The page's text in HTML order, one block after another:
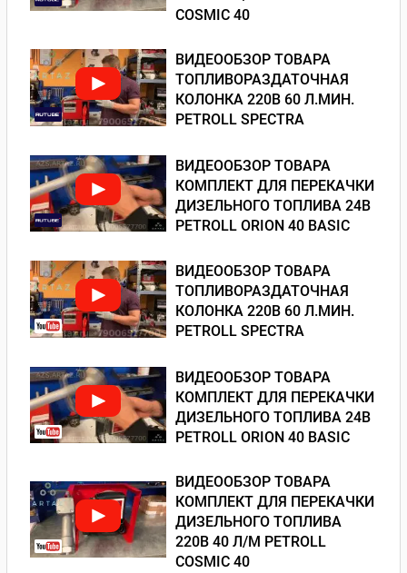
COSMIC 40
ВИДЕООБЗОР ТОВАРА
ТОПЛИВОРАЗДАТОЧНАЯ
КОЛОНКА 220В 60 Л.МИН.
PETROLL SPECTRA
ВИДЕООБЗОР ТОВАРА
КОМПЛЕКТ ДЛЯ ПЕРЕКАЧКИ
ДИЗЕЛЬНОГО ТОПЛИВА 24В
PETROLL ORION 40 BASIC
ВИДЕООБЗОР ТОВАРА
ТОПЛИВОРАЗДАТОЧНАЯ
КОЛОНКА 220В 60 Л.МИН.
PETROLL SPECTRA
ВИДЕООБЗОР ТОВАРА
КОМПЛЕКТ ДЛЯ ПЕРЕКАЧКИ
ДИЗЕЛЬНОГО ТОПЛИВА 24В
PETROLL ORION 40 BASIC
ВИДЕООБЗОР ТОВАРА
КОМПЛЕКТ ДЛЯ ПЕРЕКАЧКИ
ДИЗЕЛЬНОГО ТОПЛИВА
220В 40 Л/М PETROLL
COSMIC 40